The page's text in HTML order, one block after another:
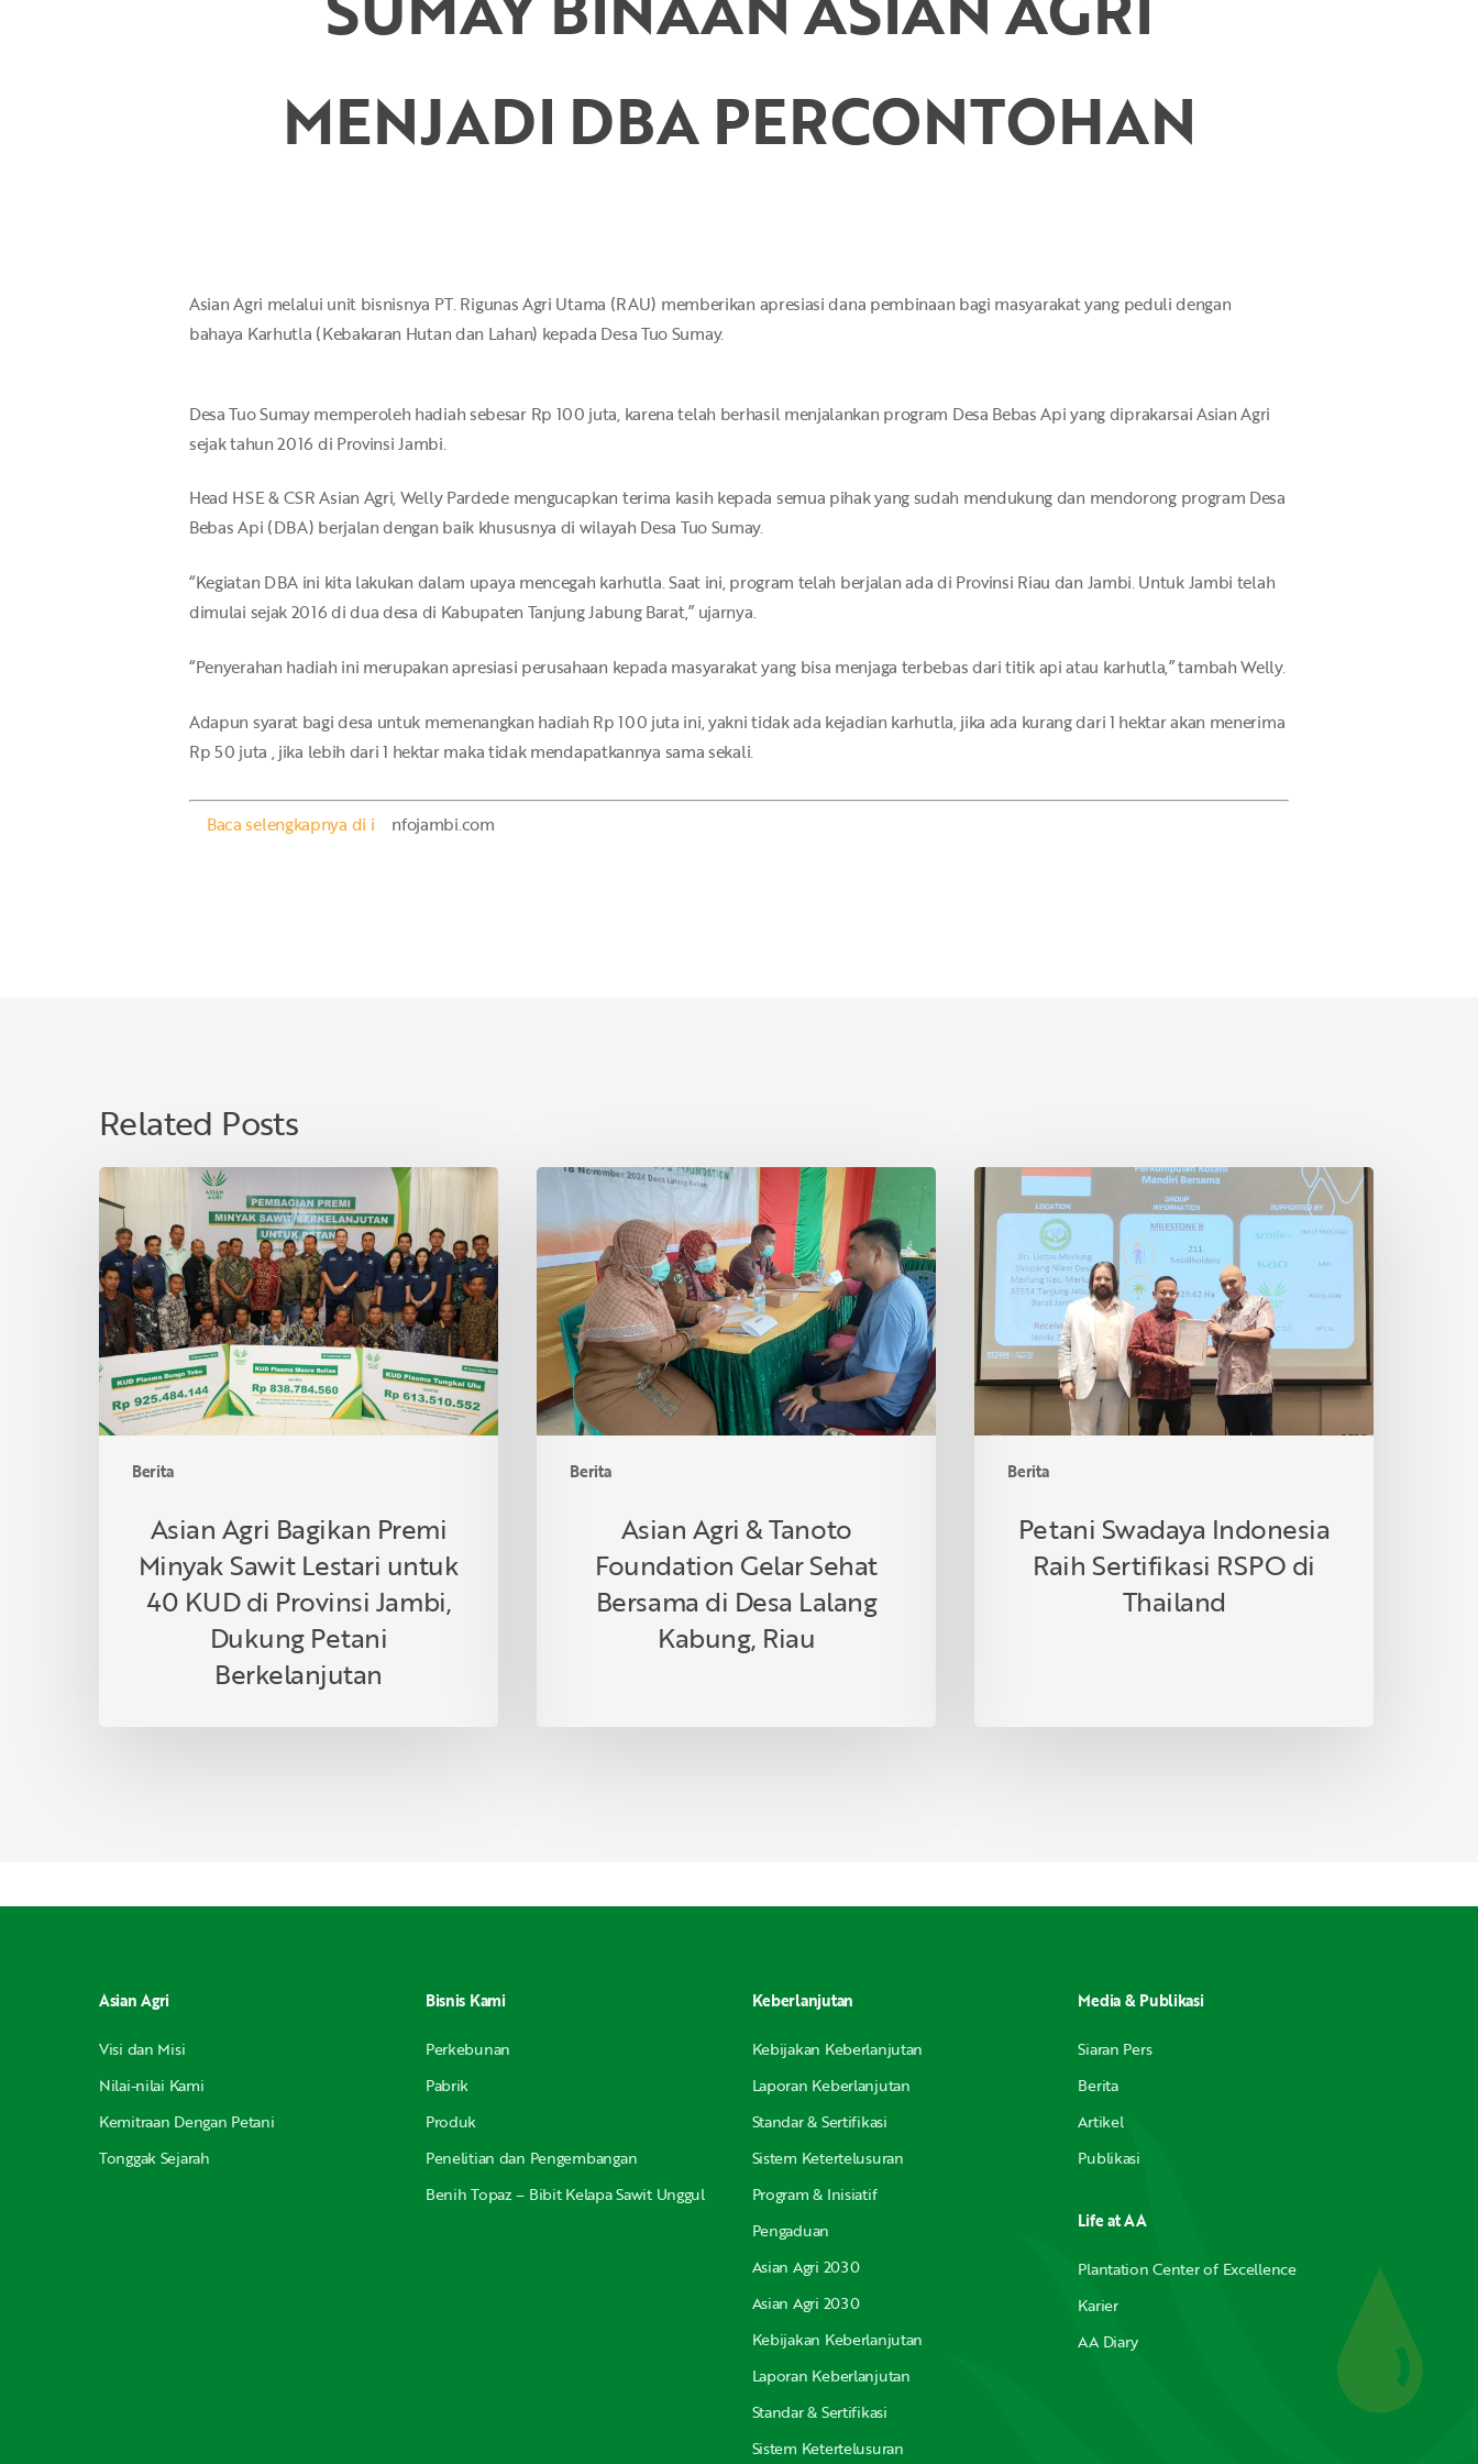
Hit enter to search or ESC to closeMENJADI DBA PERCONTOHAN
Asian Agri melalui unit bisnisnya PT. Rigunas Agri Utama (RAU) memberikan apresiasi dana pembinaan bagi masyarakat yang peduli dengan
bahaya Karhutla (Kebakaran Hutan dan Lahan) kepada Desa Tuo Sumay.
Desa Tuo Sumay memperoleh hadiah sebesar Rp 100 juta, karena telah berhasil menjalankan program Desa Bebas Api yang diprakarsai Asian Agri
sejak tahun 2016 di Provinsi Jambi.
Head HSE & CSR Asian Agri, Welly Pardede mengucapkan terima kasih kepada semua pihak yang sudah mendukung dan mendorong program Desa
Bebas Api (DBA) berjalan dengan baik khususnya di wilayah Desa Tuo Sumay.
“Kegiatan DBA ini kita lakukan dalam upaya mencegah karhutla. Saat ini, program telah berjalan ada di Provinsi Riau dan Jambi. Untuk Jambi telah
dimulai sejak 2016 di dua desa di Kabupaten Tanjung Jabung Barat,” ujarnya.
“Penyerahan hadiah ini merupakan apresiasi perusahaan kepada masyarakat yang bisa menjaga terbebas dari titik api atau karhutla,” tambah Welly.
Adapun syarat bagi desa untuk memenangkan hadiah Rp 100 juta ini, yakni tidak ada kejadian karhutla, jika ada kurang dari 1 hektar akan menerima
Rp 50 juta , jika lebih dari 1 hektar maka tidak mendapatkannya sama sekali.
Baca selengkapnya di i nfojambi.com
Related Posts
Berita
Asian
Agri
Bagikan
Premi
Minyak
Sawit
Lestari
untuk
40
KUD
Provinsi
Dukung
Petani
Berkelanjutan
Asian Agri Bagikan Premi
Minyak Sawit Lestari untuk
40 KUD di Provinsi Jambi,
Dukung Petani
Berkelanjutan
Berita
Asian
&
Tanoto
Foundation
Gelar
Sehat
Bersama
di
Desa
Kabung,
Asian Agri & Tanoto
Foundation Gelar Sehat
Bersama di Desa Lalang
Kabung, Riau
Berita
Petani
Swadaya
Indonesia
Raih
Sertifikasi
RSPO
di
Thailand
Petani Swadaya Indonesia
Raih Sertifikasi RSPO di
Thailand
Asian Agri
Visi dan Misi
Nilai-nilai Kami
Kemitraan Dengan Petani
Tonggak Sejarah
Bisnis Kami
Perkebunan
Pabrik
Produk
Penelitian dan Pengembangan
Benih Topaz – Bibit Kelapa Sawit Unggul
Keberlanjutan
Kebijakan Keberlanjutan
Laporan Keberlanjutan
Standar & Sertifikasi
Sistem Ketertelusuran
Program & Inisiatif
Pengaduan
Asian Agri 2030
Asian Agri 2030
Kebijakan Keberlanjutan
Laporan Keberlanjutan
Standar & Sertifikasi
Sistem Ketertelusuran
Media & Publikasi
Siaran Pers
Berita
Artikel
Publikasi
Life at AA
Plantation Center of Excellence
Karier
AA Diary